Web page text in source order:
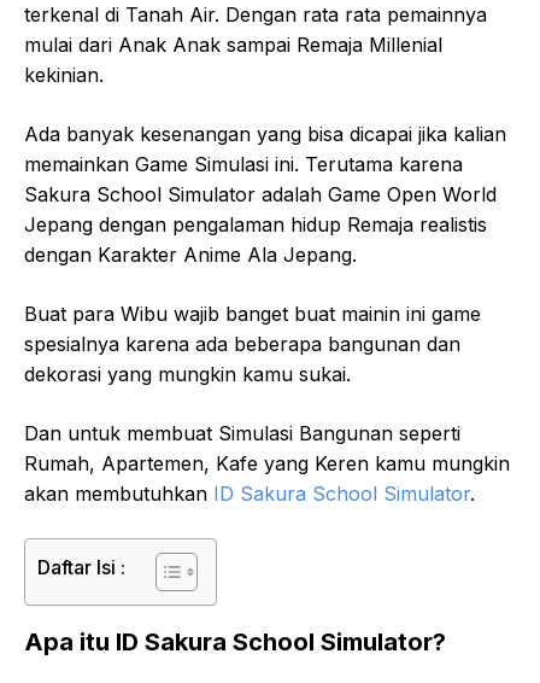
terkenal di Tanah Air. Dengan rata rata pemainnya
mulai dari Anak Anak sampai Remaja Millenial
kekinian.
Ada banyak kesenangan yang bisa dicapai jika kalian
memainkan Game Simulasi ini. Terutama karena
Sakura School Simulator adalah Game Open World
Jepang dengan pengalaman hidup Remaja realistis
dengan Karakter Anime Ala Jepang.
Buat para Wibu wajib banget buat mainin ini game
spesialnya karena ada beberapa bangunan dan
dekorasi yang mungkin kamu sukai.
Dan untuk membuat Simulasi Bangunan seperti
Rumah, Apartemen, Kafe yang Keren kamu mungkin
akan membutuhkan ID Sakura School Simulator.
Daftar Isi :
Apa itu ID Sakura School Simulator?